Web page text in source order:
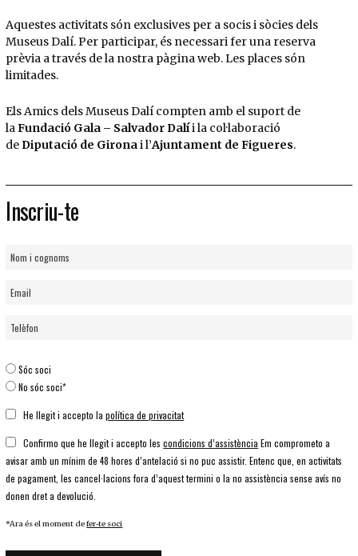
Aquestes activitats són exclusives per a socis i sòcies dels
Museus Dalí. Per participar, és necessari fer una reserva
prèvia a través de la nostra pàgina web. Les places són
limitades.
Els Amics dels Museus Dalí compten amb el suport de
laFundació Gala – Salvador Dalíi la col·laboració
deDiputació de Gironai l’Ajuntament de Figueres.
Inscriu-te
Sóc soci
No sóc soci*
He llegit i accepto lapolítica de privacitat
Confirmo que he llegit i accepto lescondicions d’assistència Em comprometo a
avisar amb un mínim de 48 hores d’antelació si no puc assistir. Entenc que, en activitats
de pagament, les cancel·lacions fora d’aquest termini o la no assistència sense avís no
donen dret a devolució.
*Ara és el moment defer-te soci